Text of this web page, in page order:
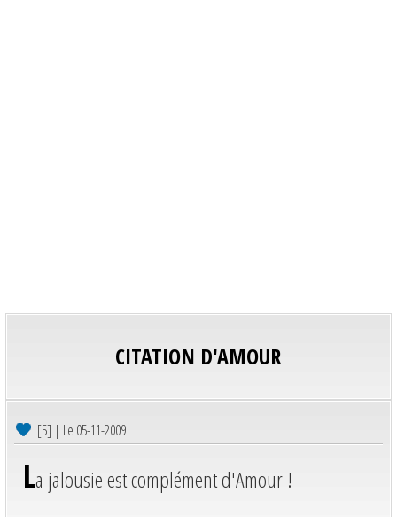
CITATION D'AMOUR
[5] | Le 05-11-2009
La jalousie est complément d'Amour !